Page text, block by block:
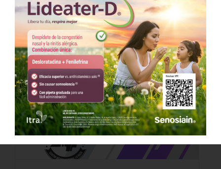
Sesión Interhospitalaria Abril
10 abril, 2019 @ 8:00 pm- 9:30 pmCDT